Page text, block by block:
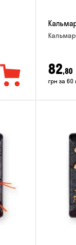
82,80
грн за 60